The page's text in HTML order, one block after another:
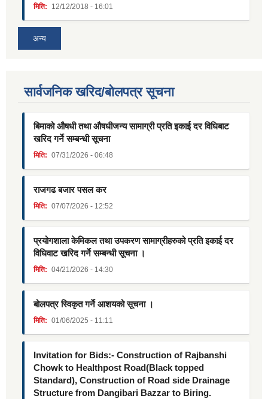
मिति: 12/12/2018 - 16:01
अन्य
सार्वजनिक खरिद/बोलपत्र सूचना
बिमाको औषधी तथा औषधीजन्य सामाग्री प्रति इकाई दर विधिबाट
खरिद गर्ने सम्बन्धी सूचना
मिति: 07/31/2026 - 06:48
राजगढ बजार पसल कर
मिति: 07/07/2026 - 12:52
प्रयोगशाला केमिकल तथा उपकरण सामाग्रीहरुको प्रति इकाई दर
विधिवाट खरिद गर्ने सम्बन्धी सूचना ।
मिति: 04/21/2026 - 14:30
बोलपत्र स्विकृत गर्ने आशयको सूचना ।
मिति: 01/06/2025 - 11:11
Invitation for Bids:- Construction of Rajbanshi
Chowk to Healthpost Road(Black topped
Standard), Construction of Road side Drainage
Structure from Dangibari Bazzar to Biring.